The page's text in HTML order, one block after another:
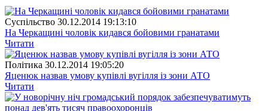
Суспiльство 30.12.2014 19:13:10
На Черкащині чоловік кидався бойовими гранатами
Читати
Полiтика 30.12.2014 19:05:20
Яценюк назвав умову купівлі вугілля із зони АТО
Читати